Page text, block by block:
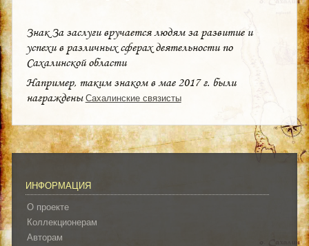
Знак За заслуги вручается людям за развитие и
успехи в различных сферах деятельности по
Сахалинской области
Например, таким знаком в мае 2017 г. были
награждены Сахалинские связисты
ИНФОРМАЦИЯ
О проекте
Коллекционерам
Авторам